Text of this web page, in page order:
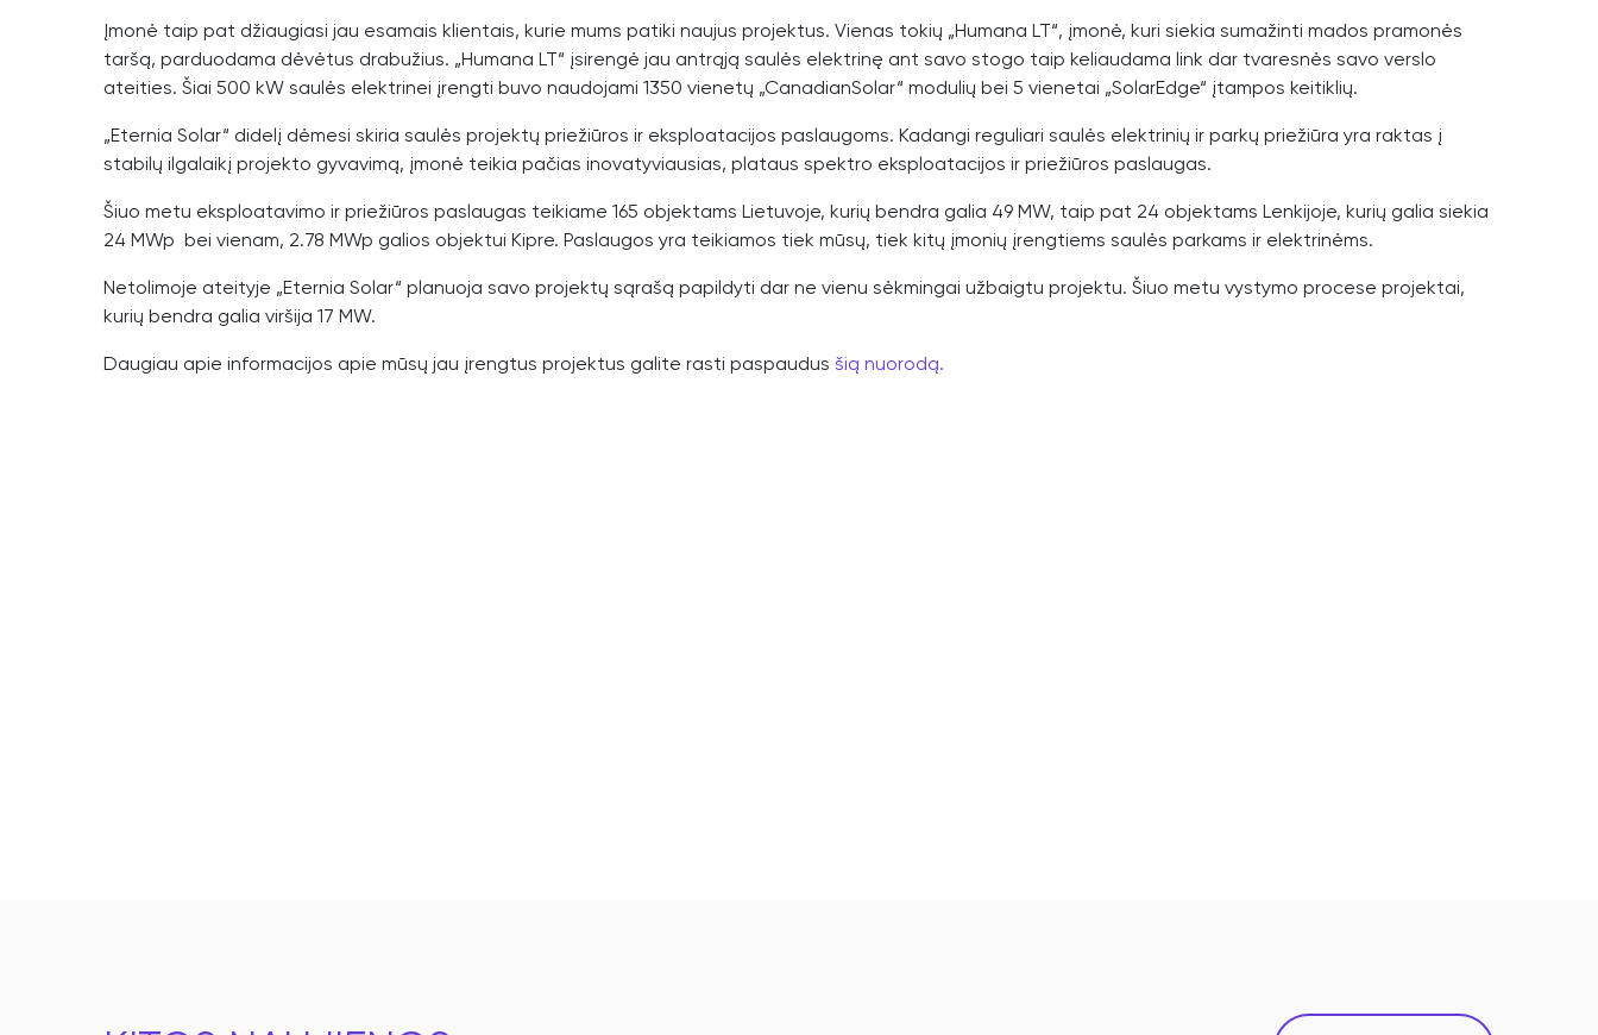
Įmonė taip pat džiaugiasi jau esamais klientais, kurie mums patiki naujus projektus. Vienas tokių „Humana LT“, įmonė, kuri siekia sumažinti mados pramonės
taršą, parduodama dėvėtus drabužius. „Humana LT“ įsirengė jau antrąją saulės elektrinę ant savo stogo taip keliaudama link dar tvaresnės savo verslo
ateities. Šiai 500 kW saulės elektrinei įrengti buvo naudojami 1350 vienetų „CanadianSolar“ modulių bei 5 vienetai „SolarEdge“ įtampos keitiklių.
„Eternia Solar“ didelį dėmesi skiria saulės projektų priežiūros ir eksploatacijos paslaugoms. Kadangi reguliari saulės elektrinių ir parkų priežiūra yra raktas į
stabilų ilgalaikį projekto gyvavimą, įmonė teikia pačias inovatyviausias, plataus spektro eksploatacijos ir priežiūros paslaugas.
Šiuo metu eksploatavimo ir priežiūros paslaugas teikiame 165 objektams Lietuvoje, kurių bendra galia 49 MW, taip pat 24 objektams Lenkijoje, kurių galia siekia
24 MWp bei vienam, 2.78 MWp galios objektui Kipre. Paslaugos yra teikiamos tiek mūsų, tiek kitų įmonių įrengtiems saulės parkams ir elektrinėms.
Netolimoje ateityje „Eternia Solar“ planuoja savo projektų sąrašą papildyti dar ne vienu sėkmingai užbaigtu projektu. Šiuo metu vystymo procese projektai,
kurių bendra galia viršija 17 MW.
Daugiau apie informacijos apie mūsų jau įrengtus projektus galite rasti paspaudus šią nuorodą.